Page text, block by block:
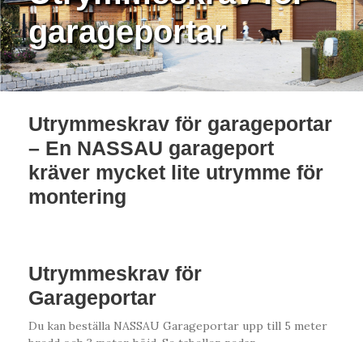
garageportar
Utrymmeskrav för garageportar
– En NASSAU garageport
kräver mycket lite utrymme för
montering
Utrymmeskrav för
Garageportar
Du kan beställa NASSAU Garageportar upp till 5 meter